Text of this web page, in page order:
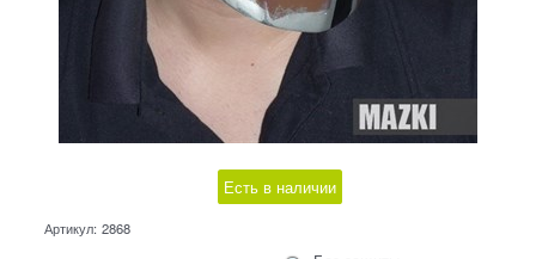
Есть в наличии
Артикул: 2868